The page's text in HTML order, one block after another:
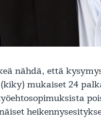
nähdä, että
mukaiset 24